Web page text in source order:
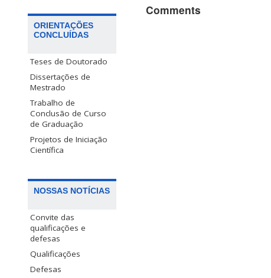
ORIENTAÇÕES
CONCLUÍDAS
Teses de Doutorado
Dissertações de
Mestrado
Trabalho de
Conclusão de Curso
de Graduação
Projetos de Iniciação
Científica
NOSSAS NOTÍCIAS
Convite das
qualificações e
defesas
Qualificações
Defesas
Comments